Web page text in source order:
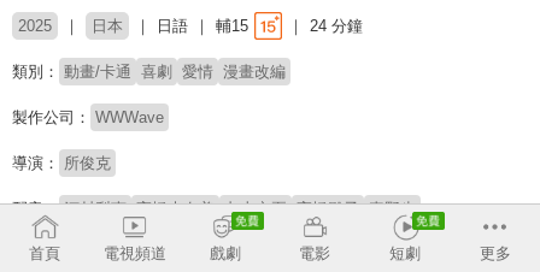
2025 日本 日語 輔15 24 分鐘
類別： 動畫/卡通 喜劇 愛情 漫畫改編
製作公司： WWWave
導演： 所俊克
配音： 河村梨惠 高橋未奈美 丸山京夏 高橋雛子 真野步
原著： 中乃空
首頁 電視頻道 戲劇 電影 短劇 更多